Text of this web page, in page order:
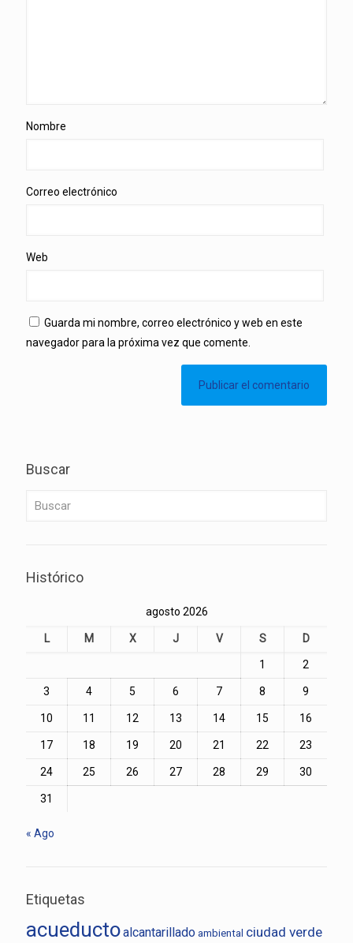
Nombre
Correo electrónico
Web
Guarda mi nombre, correo electrónico y web en este
navegador para la próxima vez que comente.
Buscar
Histórico
agosto 2026
L M X J V S D
1 2
3 4 5 6 7 8 9
10 11 12 13 14 15 16
17 18 19 20 21 22 23
24 25 26 27 28 29 30
31
« Ago
Etiquetas
acueductoalcantarillado ambiental ciudad verde